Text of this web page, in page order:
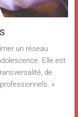
un réseau
Elle est
de
»